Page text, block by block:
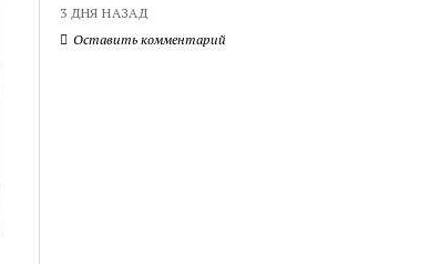
3 ДНЯ НАЗАД
Оставить комментарий